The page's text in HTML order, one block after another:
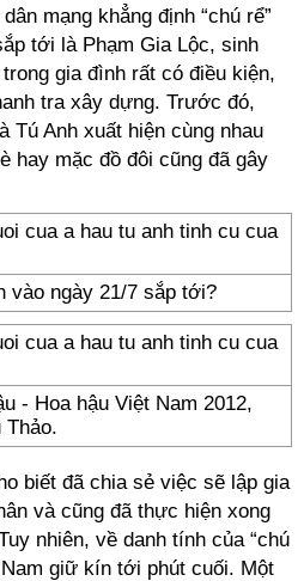
mạng khẳng định “chú rể”
tới là Phạm Gia Lộc, sinh
gia đình rất có điều kiện,
tra xây dựng. Trước đó,
Tú Anh xuất hiện cùng nhau
hay mặc đồ đôi cũng đã gây
vào ngày 21/7 sắp tới?
- Hoa hậu Việt Nam 2012,
biết đã chia sẻ việc sẽ lập gia
và cũng đã thực hiện xong
nhiên, về danh tính của “chú
giữ kín tới phút cuối. Một